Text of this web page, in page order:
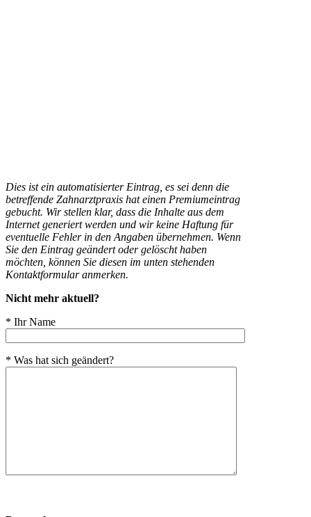
Dies ist ein automatisierter Eintrag, es sei denn die
betreffende Zahnarztpraxis hat einen Premiumeintrag
gebucht. Wir stellen klar, dass die Inhalte aus dem
Internet generiert werden und wir keine Haftung für
eventuelle Fehler in den Angaben übernehmen. Wenn
Sie den Eintrag geändert oder gelöscht haben
möchten, können Sie diesen im unten stehenden
Kontaktformular anmerken.
Nicht mehr aktuell?
* Ihr Name
* Was hat sich geändert?